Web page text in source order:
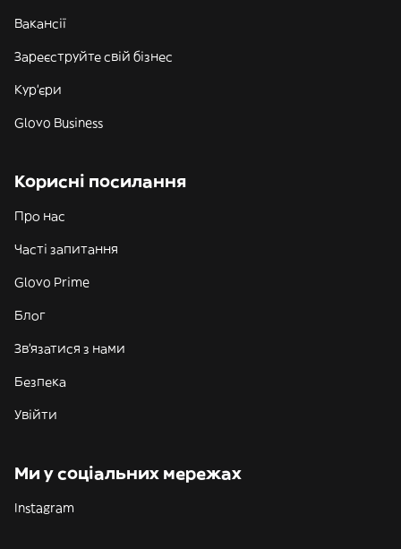
Вакансії
Зареєструйте свій бізнес
Кур'єри
Glovo Business
Корисні посилання
Про нас
Часті запитання
Glovo Prime
Блог
Зв'язатися з нами
Безпека
Увійти
Ми у соціальних мережах
Instagram